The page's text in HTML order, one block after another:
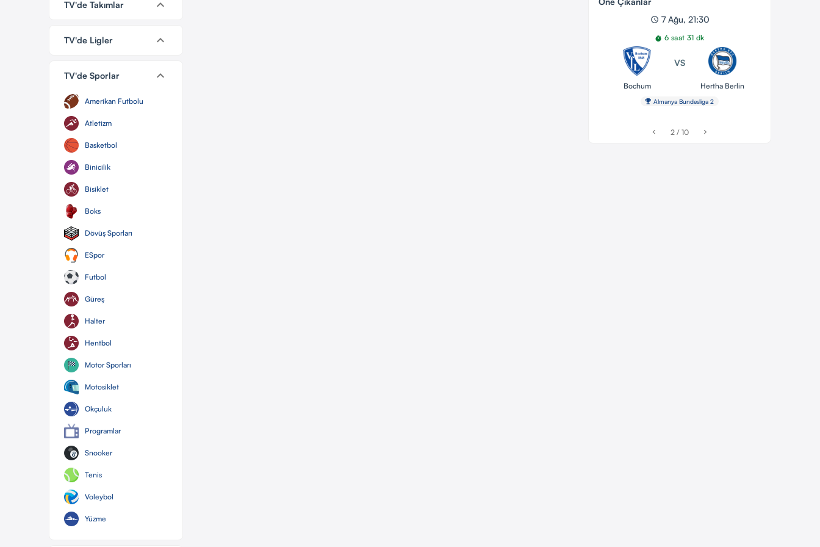
TV'de Takımlar keyboard_arrow_down
TV'de Ligler keyboard_arrow_down
TV'de Sporlar keyboard_arrow_down
Amerikan Futbolu
Atletizm
Basketbol
Binicilik
Bisiklet
Boks
Dövüş Sporları
ESpor
Futbol
Güreş
Halter
Hentbol
Motor Sporları
Motosiklet
Okçuluk
Programlar
Snooker
Tenis
Voleybol
Yüzme
schedule 7 Ağu, 21:30
timer 6 saat 31 dk
Bochum
VS
Hertha Berlin
emoji_events Almanya Bundesliga 2
chevron_left 2 / 10 chevron_right